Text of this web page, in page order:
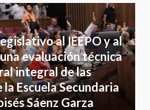
2026
a Ernesto Ruffo en Baja
FGR lo investiga por
presuntos delitos de
organizada y
contrabando
2026
al IEEPO y al
evaluación técnica
integral de las
Escuela Secundaria
Sáenz Garza